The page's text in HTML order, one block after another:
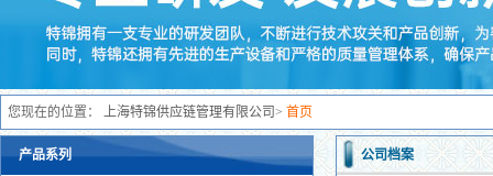
您现在的位置： 上海特锦供应链管理有限公司 > 首页
产品系列 公司档案